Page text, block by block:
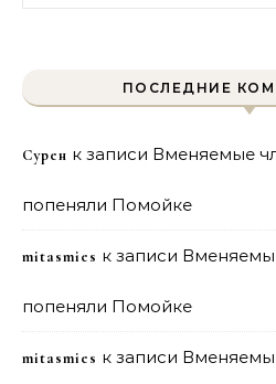
ПОСЛЕДНИЕ
Сурен к записи Вменяемые
попеняли Помойке
mitasmies к записи
попеняли Помойке
mitasmies к записи